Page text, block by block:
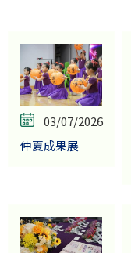
03/07/2026
仲夏成果展